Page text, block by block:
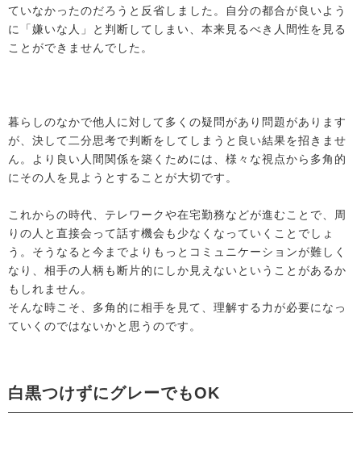
ていなかったのだろうと反省しました。自分の都合が良いよう
に「嫌いな人」と判断してしまい、本来見るべき人間性を見る
ことができませんでした。
暮らしのなかで他人に対して多くの疑問があり問題があります
が、決して二分思考で判断をしてしまうと良い結果を招きませ
ん。より良い人間関係を築くためには、様々な視点から多角的
にその人を見ようとすることが大切です。
これからの時代、テレワークや在宅勤務などが進むことで、周
りの人と直接会って話す機会も少なくなっていくことでしょ
う。そうなると今までよりもっとコミュニケーションが難しく
なり、相手の人柄も断片的にしか見えないということがあるか
もしれません。
そんな時こそ、多角的に相手を見て、理解する力が必要になっ
ていくのではないかと思うのです。
白黒つけずにグレーでもOK